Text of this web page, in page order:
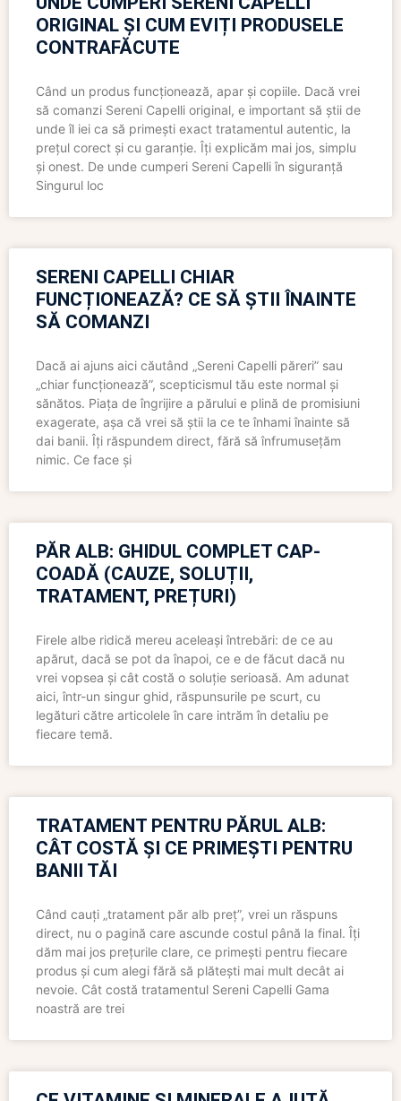
ORIGINAL ȘI CUM EVIȚI PRODUSELE
CONTRAFĂCUTE
Când un produs funcționează, apar și copiile. Dacă vrei
să comanzi Sereni Capelli original, e important să știi de
unde îl iei ca să primești exact tratamentul autentic, la
prețul corect și cu garanție. Îți explicăm mai jos, simplu
și onest. De unde cumperi Sereni Capelli în siguranță
Singurul loc
SERENI CAPELLI CHIAR
FUNCȚIONEAZĂ? CE SĂ ȘTII ÎNAINTE
SĂ COMANZI
Dacă ai ajuns aici căutând „Sereni Capelli păreri” sau
„chiar funcționează”, scepticismul tău este normal și
sănătos. Piața de îngrijire a părului e plină de promisiuni
exagerate, așa că vrei să știi la ce te înhami înainte să
dai banii. Îți răspundem direct, fără să înfrumusețăm
nimic. Ce face și
PĂR ALB: GHIDUL COMPLET CAP-
COADĂ (CAUZE, SOLUȚII,
TRATAMENT, PREȚURI)
Firele albe ridică mereu aceleași întrebări: de ce au
apărut, dacă se pot da înapoi, ce e de făcut dacă nu
vrei vopsea și cât costă o soluție serioasă. Am adunat
aici, într-un singur ghid, răspunsurile pe scurt, cu
legături către articolele în care intrăm în detaliu pe
fiecare temă.
TRATAMENT PENTRU PĂRUL ALB:
CÂT COSTĂ ȘI CE PRIMEȘTI PENTRU
BANII TĂI
Când cauți „tratament păr alb preț”, vrei un răspuns
direct, nu o pagină care ascunde costul până la final. Îți
dăm mai jos prețurile clare, ce primești pentru fiecare
produs și cum alegi fără să plătești mai mult decât ai
nevoie. Cât costă tratamentul Sereni Capelli Gama
noastră are trei